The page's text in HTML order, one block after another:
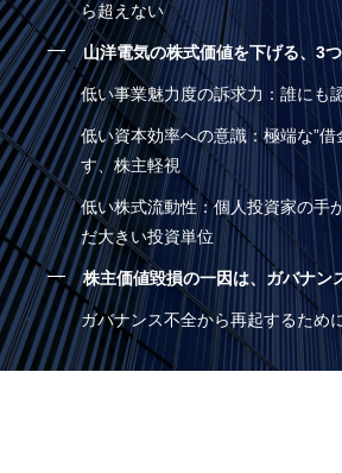
ら超えない
山洋電気の株式価値を下げる、3つ
低い事業魅力度の訴求力：誰にも
低い資本効率への意識：極端な”借
す、株主軽視
低い株式流動性：個人投資家の手
だ大きい投資単位
株主価値毀損の一因は、ガバナン
ガバナンス不全から再起するため